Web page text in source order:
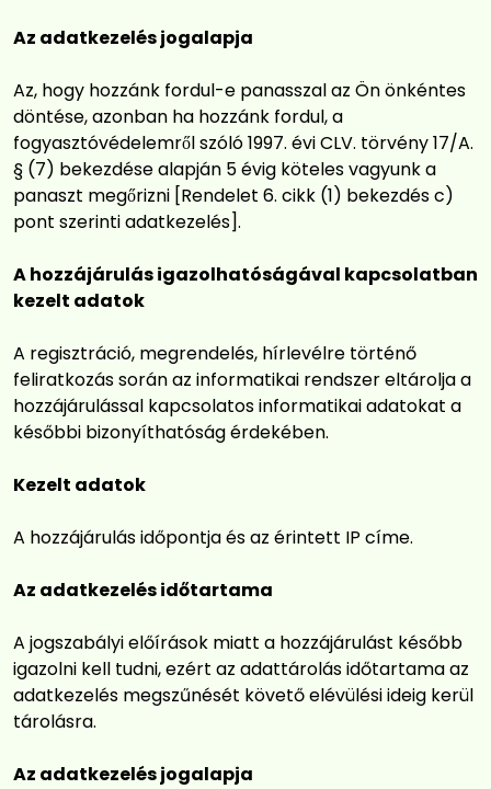
Az adatkezelés jogalapja
Az, hogy hozzánk fordul-e panasszal az Ön önkéntes
döntése, azonban ha hozzánk fordul, a
fogyasztóvédelemről szóló 1997. évi CLV. törvény 17/A.
§ (7) bekezdése alapján 5 évig köteles vagyunk a
panaszt megőrizni [Rendelet 6. cikk (1) bekezdés c)
pont szerinti adatkezelés].
A hozzájárulás igazolhatóságával kapcsolatban
kezelt adatok
A regisztráció, megrendelés, hírlevélre történő
feliratkozás során az informatikai rendszer eltárolja a
hozzájárulással kapcsolatos informatikai adatokat a
későbbi bizonyíthatóság érdekében.
Kezelt adatok
A hozzájárulás időpontja és az érintett IP címe.
Az adatkezelés időtartama
A jogszabályi előírások miatt a hozzájárulást később
igazolni kell tudni, ezért az adattárolás időtartama az
adatkezelés megszűnését követő elévülési ideig kerül
tárolásra.
Az adatkezelés jogalapja